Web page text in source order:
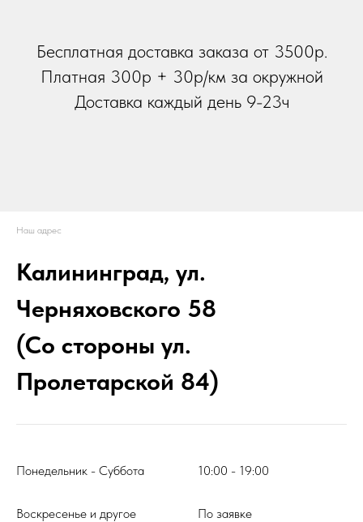
Бесплатная доставка заказа от 3500р.
Платная 300р + 30р/км за окружной
Доставка каждый день 9-23ч
Наш адрес
Калининград, ул.
Черняховского 58
(Со стороны ул.
Пролетарской 84)
Понедельник - Суббота 10:00 - 19:00
Воскресенье и другое
По заявке